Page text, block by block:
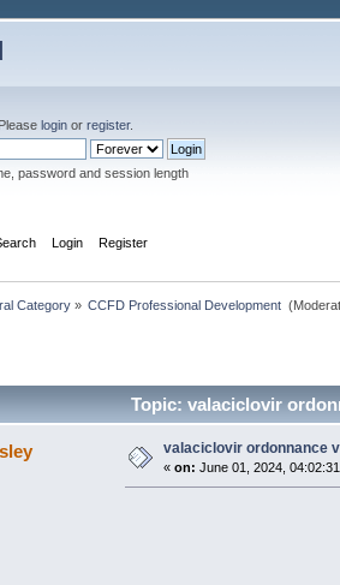
Please login or register.
password and session length
Login Register
Category» CCFD Professional Development
Topic: valaciclovir
valaciclovir ordonnance
« on: June 01, 2024,